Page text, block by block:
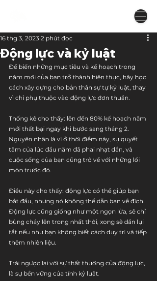
Động lực và kỷ luật
16 thg 3, 2023 2 phút đọc
Để biến những mục tiêu và kế hoạch trong
năm mới của bạn trở thành hiện thực, hãy học
cách xây dựng cho bản thân sự tự kỷ luật, thay
vì chỉ phụ thuộc vào động lực đơn thuần.
Thống kê cho thấy: lên đến 80% kế hoạch năm
mới thất bại ngay khi bước sang tháng 2.
Nguyên nhân là vì ở thời điểm này, sự quyết
tâm của lúc đầu năm đã phai nhạt dần, và
cuộc sống của bạn cũng trở về với những lối
mòn trước đó.
Điều này cho thấy: động lực có thể giúp bạn
bắt đầu, nhưng nó không thể dẫn bạn về đích.
Động lực cũng giống như một ngọn lửa, sẽ chỉ
bùng cháy lên trong nhất thời, xong sẽ dần lụi
tắt nếu như bạn không biết cách duy trì và tiếp
thêm nhiên liệu.
Trái ngược lại với sự thất thường của động lực,
là sự bền vững của tính kỷ luật.